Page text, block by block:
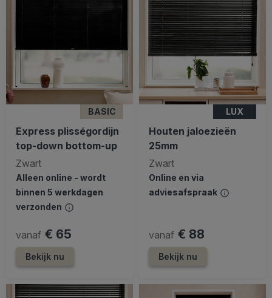
BASIC
Express plisségordijn
top-down bottom-up
Zwart
Alleen online - wordt
binnen 5 werkdagen
verzonden
vanaf € 65
Bekijk nu
LUX
Houten jaloezieën
25mm
Zwart
Online en via
adviesafspraak
vanaf € 88
Bekijk nu